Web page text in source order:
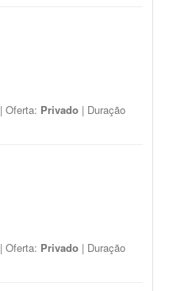
| Oferta: Privado | Duração
| Oferta: Privado | Duração